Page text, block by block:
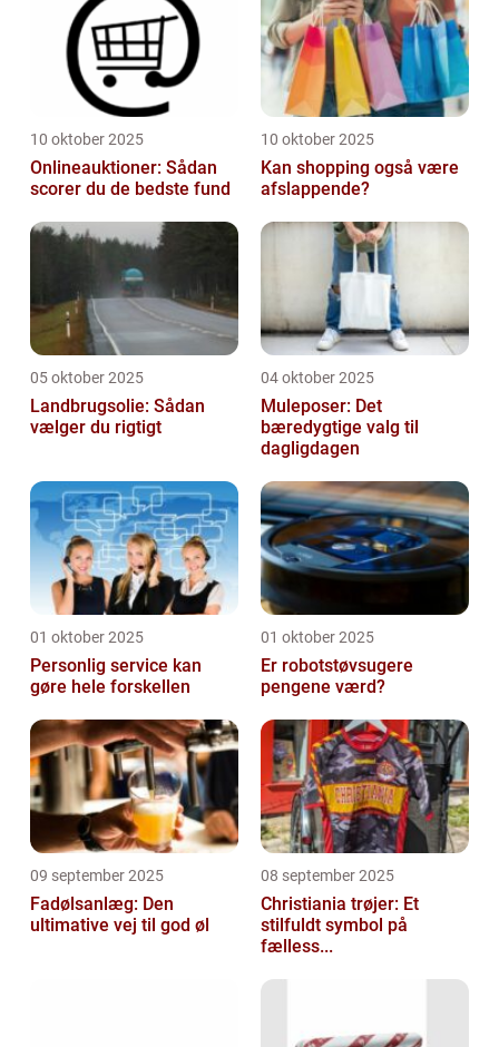
10 oktober 2025
Onlineauktioner: Sådan
scorer du de bedste fund
10 oktober 2025
Kan shopping også være
afslappende?
05 oktober 2025
Landbrugsolie: Sådan
vælger du rigtigt
04 oktober 2025
Muleposer: Det
bæredygtige valg til
dagligdagen
01 oktober 2025
Personlig service kan
gøre hele forskellen
01 oktober 2025
Er robotstøvsugere
pengene værd?
09 september 2025
Fadølsanlæg: Den
ultimative vej til god øl
08 september 2025
Christiania trøjer: Et
stilfuldt symbol på
fælless...